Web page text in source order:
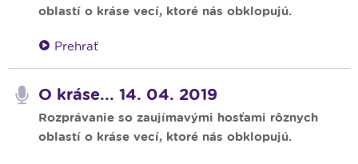
oblastí o kráse vecí, ktoré nás obklopujú.
Prehrať
O kráse... 14. 04. 2019
Rozprávanie so zaujímavými hosťami rôznych
oblastí o kráse vecí, ktoré nás obklopujú.